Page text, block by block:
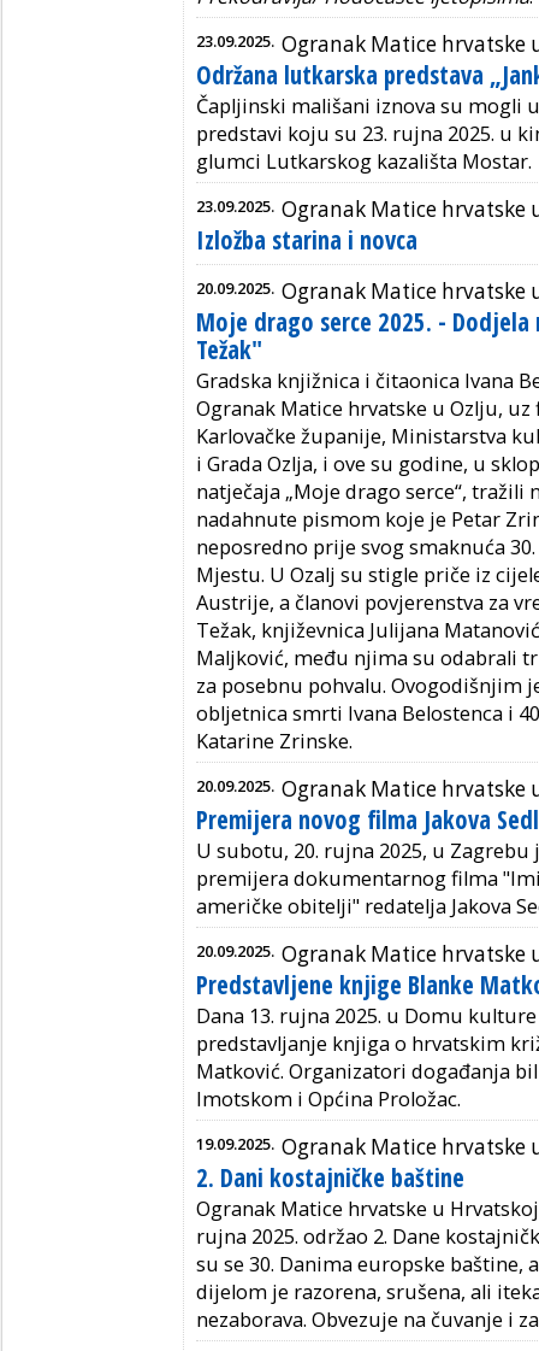
23.09.2025. Ogranak Matice hrvatske
Održana lutkarska predstava
Čapljinski mališani iznova su mogli
predstavi koju su 23. rujna 2025. u
glumci Lutkarskog kazališta Mostar.
23.09.2025. Ogranak Matice hrvatske
Izložba starina i novca
20.09.2025. Ogranak Matice hrvatske
Moje drago serce 2025. -
Težak"
Gradska knjižnica i čitaonica Ivana
Ogranak Matice hrvatske u Ozlju,
Karlovačke županije, Ministarstva
i Grada Ozlja, i ove su godine, u
natječaja „Moje drago serce“, tražili
nadahnute pismom koje je Petar
neposredno prije svog smaknuća
Mjestu. U Ozalj su stigle priče iz
Austrije, a članovi povjerenstva za
Težak, književnica Julijana
Maljković, među njima su odabrali
za posebnu pohvalu. Ovogodišnjim
obljetnica smrti Ivana Belostenca i
Katarine Zrinske.
20.09.2025. Ogranak Matice hrvatske
Premijera novog filma Jakova
U subotu, 20. rujna 2025, u Zagrebu
premijera dokumentarnog filma
američke obitelji" redatelja Jakova
20.09.2025. Ogranak Matice hrvatske
Predstavljene knjige Blanke
Dana 13. rujna 2025. u Domu
predstavljanje knjiga o hrvatskim
Matković. Organizatori događanja
Imotskom i Općina Proložac.
19.09.2025. Ogranak Matice hrvatske
2. Dani kostajničke baštine
Ogranak Matice hrvatske u
rujna 2025. održao 2. Dane
su se 30. Danima europske baštine,
dijelom je razorena, srušena, ali
nezaborava. Obvezuje na čuvanje i